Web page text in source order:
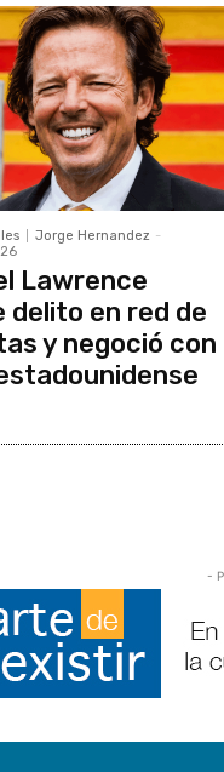
Jorge Hernandez -
Lawrence
delito en red de
y negoció con
-